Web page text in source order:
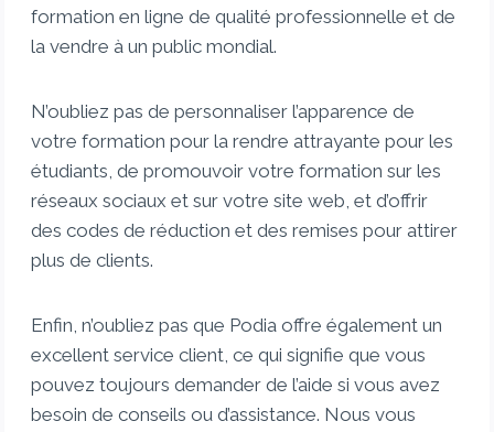
formation en ligne de qualité professionnelle et de
la vendre à un public mondial.
N’oubliez pas de personnaliser l’apparence de
votre formation pour la rendre attrayante pour les
étudiants, de promouvoir votre formation sur les
réseaux sociaux et sur votre site web, et d’offrir
des codes de réduction et des remises pour attirer
plus de clients.
Enfin, n’oubliez pas que Podia offre également un
excellent service client, ce qui signifie que vous
pouvez toujours demander de l’aide si vous avez
besoin de conseils ou d’assistance. Nous vous